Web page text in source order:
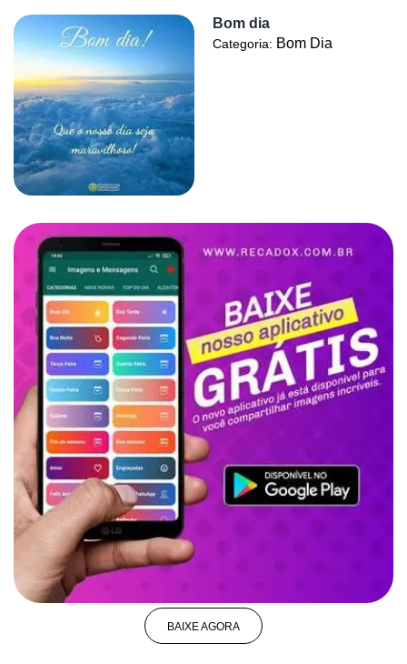
Bom dia
Categoria: Bom Dia
BAIXE AGORA